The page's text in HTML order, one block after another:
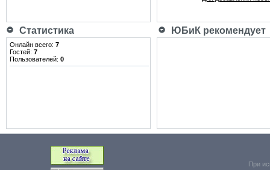
Статистика ЮБиК рекомендует
Онлайн всего: 7
Гостей: 7
Пользователей: 0
При